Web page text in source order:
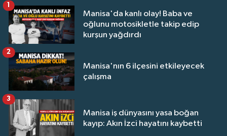
Manisa'da kanlı olay! Baba ve
oğlunu motosikletle takip edip
kurşun yağdırdı
1
Manisa'nın 6 ilçesini etkileyecek
çalışma
2
Manisa iş dünyasını yasa boğan
kayıp: Akın İzci hayatını kaybetti
3